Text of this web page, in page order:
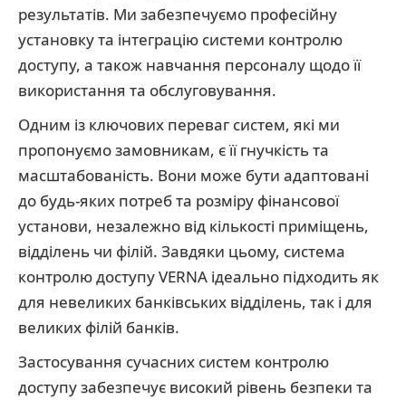
результатів. Ми забезпечуємо професійну
установку та інтеграцію системи контролю
доступу, а також навчання персоналу щодо її
використання та обслуговування.
Одним із ключових переваг систем, які ми
пропонуємо замовникам, є її гнучкість та
масштабованість. Вони може бути адаптовані
до будь-яких потреб та розміру фінансової
установи, незалежно від кількості приміщень,
відділень чи філій. Завдяки цьому, система
контролю доступу VERNA ідеально підходить як
для невеликих банківських відділень, так і для
великих філій банків.
Застосування сучасних систем контролю
доступу забезпечує високий рівень безпеки та